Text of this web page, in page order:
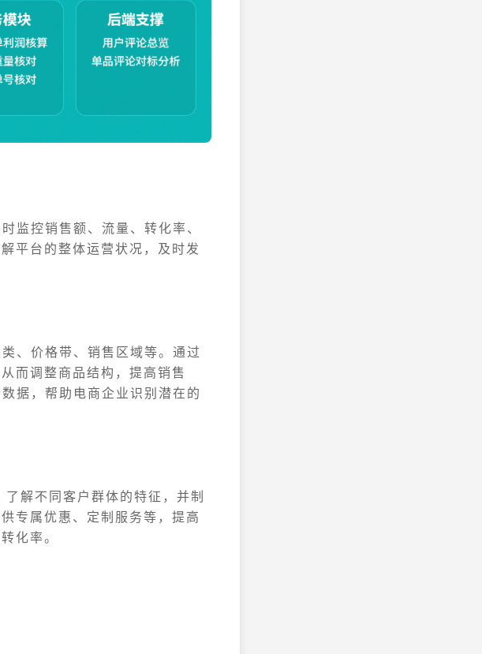
监控销售额、流量、转化率、
平台的整体运营状况，及时发
、价格带、销售区域等。通过
而调整商品结构，提高销售
据，帮助电商企业识别潜在的
解不同客户群体的特征，并制
专属优惠、定制服务等，提高
化率。